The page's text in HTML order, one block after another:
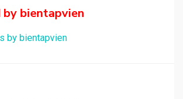
by bientapvien
by bientapvien